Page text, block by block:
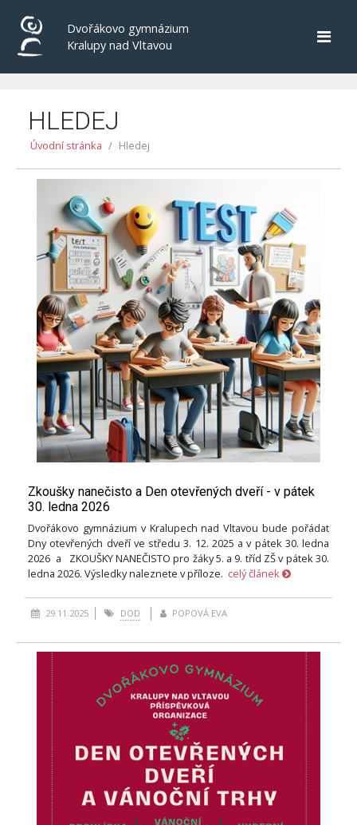
Dvořákovo gymnázium
Kralupy nad Vltavou
HLEDEJ
Úvodní stránka Hledej
Zkoušky nanečisto a Den otevřených dveří - v pátek
30. ledna 2026
Dvořákovo gymnázium v Kralupech nad Vltavou bude pořádat
Dny otevřených dveří ve středu 3. 12. 2025 a v pátek 30. ledna
2026 a ZKOUŠKY NANEČISTO pro žáky 5. a 9. tříd ZŠ v pátek 30.
ledna 2026. Výsledky naleznete v příloze. celý článek
29.11.2025 DOD POPOVÁ EVA